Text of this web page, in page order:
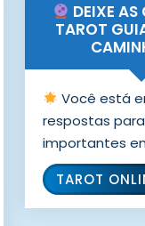
DEIXE
TAROT
Você está
respostas
importantes
TAROT